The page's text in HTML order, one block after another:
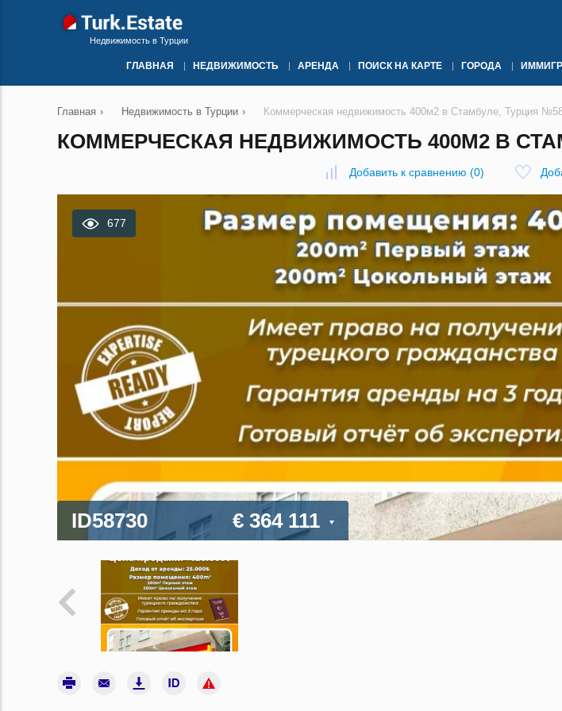
Недвижимость в Турции
ГЛАВНАЯ НЕДВИЖИМОСТЬ АРЕНДА ПОИСК НА КАРТЕ ГОРОДА
Главная › Недвижимость в Турции › Коммерческая недвижимость 400м2 в Стамбуле, Турция
КОММЕРЧЕСКАЯ НЕДВИЖИМОСТЬ 400М2 В
Добавить к сравнению (0)
677
ID58730 € 364 111